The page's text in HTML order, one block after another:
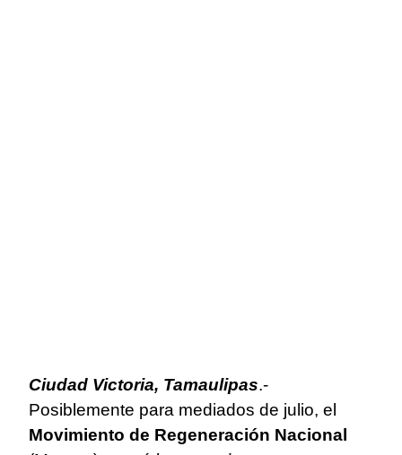
Ciudad Victoria, Tamaulipas.-
Posiblemente para mediados de julio, el
Movimiento de Regeneración Nacional